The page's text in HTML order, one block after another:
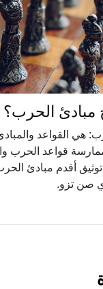
الحرب؟
هي القواعد والمبادئ
قواعد الحرب
أقدم مبادئ
صن تزو.